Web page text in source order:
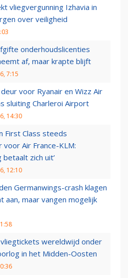
vliegvergunning Izhavia in
over veiligheid
onderhoudslicenties
af, maar krapte blijft
7:15
voor Ryanair en Wizz Air
sluiting Charleroi Airport
14:30
First Class steeds
voor Air France-KLM:
betaalt zich uit’
12:10
Germanwings-crash klagen
aan, maar vangen mogelijk
wereldwijd onder
in het Midden-Oosten